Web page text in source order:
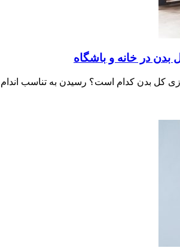
در خانه و باشگاه
کل بدن کدام است؟ رسیدن به تناسب